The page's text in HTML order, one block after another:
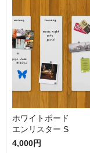
ホワイトボード
エンリスター S
4,000円